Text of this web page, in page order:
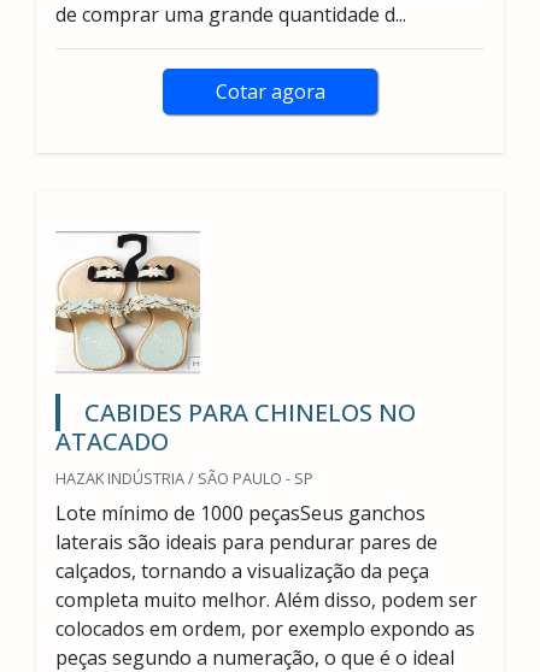
de comprar uma grande quantidade d...
Cotar agora
CABIDES PARA CHINELOS NO
ATACADO
HAZAK INDÚSTRIA / SÃO PAULO - SP
Lote mínimo de 1000 peçasSeus ganchos
laterais são ideais para pendurar pares de
calçados, tornando a visualização da peça
completa muito melhor. Além disso, podem ser
colocados em ordem, por exemplo expondo as
peças segundo a numeração, o que é o ideal